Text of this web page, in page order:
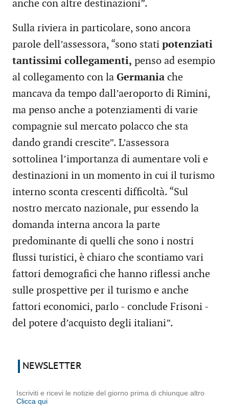
anche con altre destinazioni”.
Sulla riviera in particolare, sono ancora
parole dell’assessora, “sono stati potenziati
tantissimi collegamenti, penso ad esempio
al collegamento con la Germania che
mancava da tempo dall’aeroporto di Rimini,
ma penso anche a potenziamenti di varie
compagnie sul mercato polacco che sta
dando grandi crescite”. L’assessora
sottolinea l’importanza di aumentare voli e
destinazioni in un momento in cui il turismo
interno sconta crescenti difficoltà. “Sul
nostro mercato nazionale, pur essendo la
domanda interna ancora la parte
predominante di quelli che sono i nostri
flussi turistici, è chiaro che scontiamo vari
fattori demografici che hanno riflessi anche
sulle prospettive per il turismo e anche
fattori economici, parlo - conclude Frisoni -
del potere d’acquisto degli italiani”.
NEWSLETTER
Iscriviti e ricevi le notizie del giorno prima di chiunque altro
Clicca qui